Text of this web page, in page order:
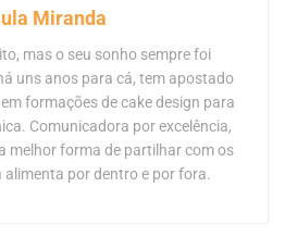
Miranda
mas o seu sonho sempre foi
uns anos para cá, tem apostado
formações de cake design para
Comunicadora por excelência,
melhor forma de partilhar com os
por dentro e por fora.